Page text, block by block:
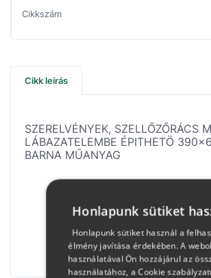
Cikkszám
Cikk leírás
SZERELVÉNYEK, SZELLŐZŐRÁCS
LÁBAZATELEMBE ÉPITHETÖ
BARNA MŰANYAG
Honlapunk sütiket
Honlapunk sütiket használ a
élmény javítása érdekében. A
használatával Ön hozzájárul az
használatához, a Cookie